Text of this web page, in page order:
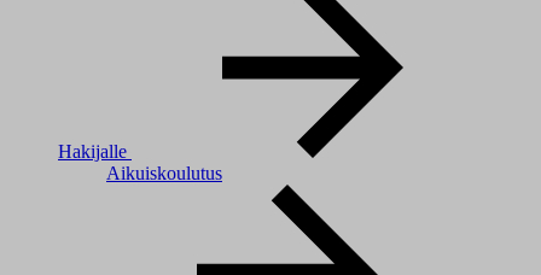
Hakijalle
Aikuiskoulutus